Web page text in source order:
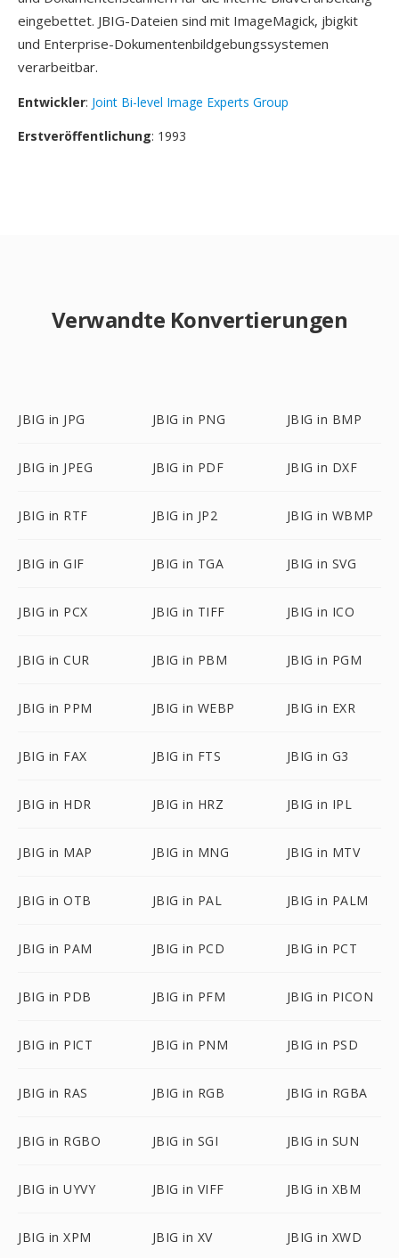
eingebettet. JBIG-Dateien sind mit ImageMagick, jbigkit
und Enterprise-Dokumentenbildgebungssystemen
verarbeitbar.
Entwickler: Joint Bi-level Image Experts Group
Erstveröffentlichung: 1993
Verwandte Konvertierungen
JBIG in JPG JBIG in PNG JBIG in BMP
JBIG in JPEG JBIG in PDF JBIG in DXF
JBIG in RTF JBIG in JP2 JBIG in WBMP
JBIG in GIF JBIG in TGA JBIG in SVG
JBIG in PCX JBIG in TIFF JBIG in ICO
JBIG in CUR JBIG in PBM JBIG in PGM
JBIG in PPM JBIG in WEBP JBIG in EXR
JBIG in FAX JBIG in FTS JBIG in G3
JBIG in HDR JBIG in HRZ JBIG in IPL
JBIG in MAP JBIG in MNG JBIG in MTV
JBIG in OTB JBIG in PAL JBIG in PALM
JBIG in PAM JBIG in PCD JBIG in PCT
JBIG in PDB JBIG in PFM JBIG in PICON
JBIG in PICT JBIG in PNM JBIG in PSD
JBIG in RAS JBIG in RGB JBIG in RGBA
JBIG in RGBO JBIG in SGI JBIG in SUN
JBIG in UYVY JBIG in VIFF JBIG in XBM
JBIG in XPM JBIG in XV JBIG in XWD